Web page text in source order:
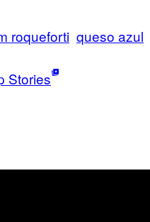
roqueforti queso azul
Stories